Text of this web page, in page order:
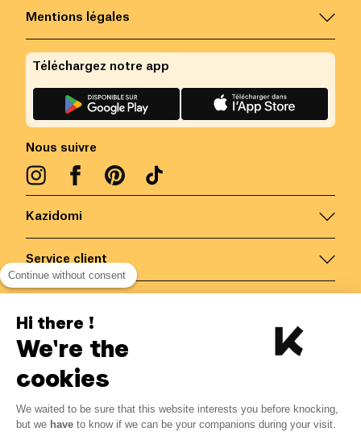
Kazidomi
Service client
Mentions légales
Nous suivre
Téléchargez notre app
Belgique/FR
Continue without consent
Hi there !
We're the
cookies
We waited to be sure that this website interests you before knocking,
but we have to know if we can be your companions during your visit.